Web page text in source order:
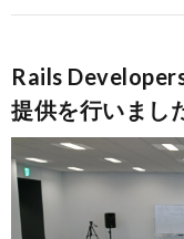
Rails
提供を行いまし